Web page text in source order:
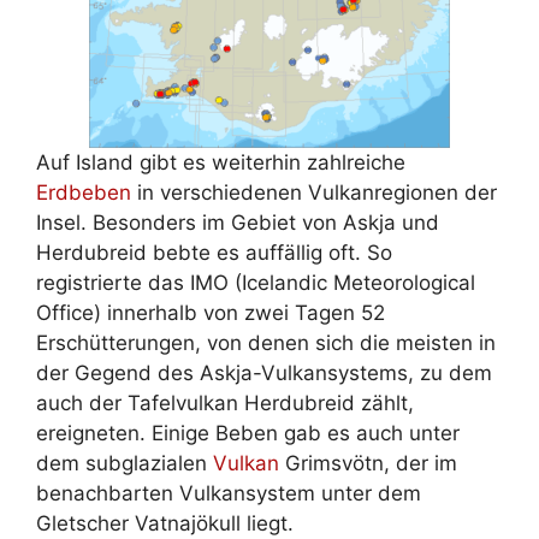
Auf Island gibt es weiterhin zahlreiche
Erdbeben in verschiedenen Vulkanregionen der
Insel. Besonders im Gebiet von Askja und
Herdubreid bebte es auffällig oft. So
registrierte das IMO (Icelandic Meteorological
Office) innerhalb von zwei Tagen 52
Erschütterungen, von denen sich die meisten in
der Gegend des Askja-Vulkansystems, zu dem
auch der Tafelvulkan Herdubreid zählt,
ereigneten. Einige Beben gab es auch unter
dem subglazialen Vulkan Grimsvötn, der im
benachbarten Vulkansystem unter dem
Gletscher Vatnajökull liegt.